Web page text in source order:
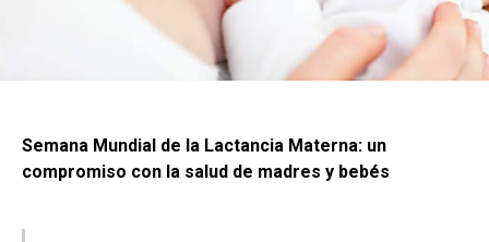
Semana Mundial de la Lactancia Materna: un
compromiso con la salud de madres y bebés